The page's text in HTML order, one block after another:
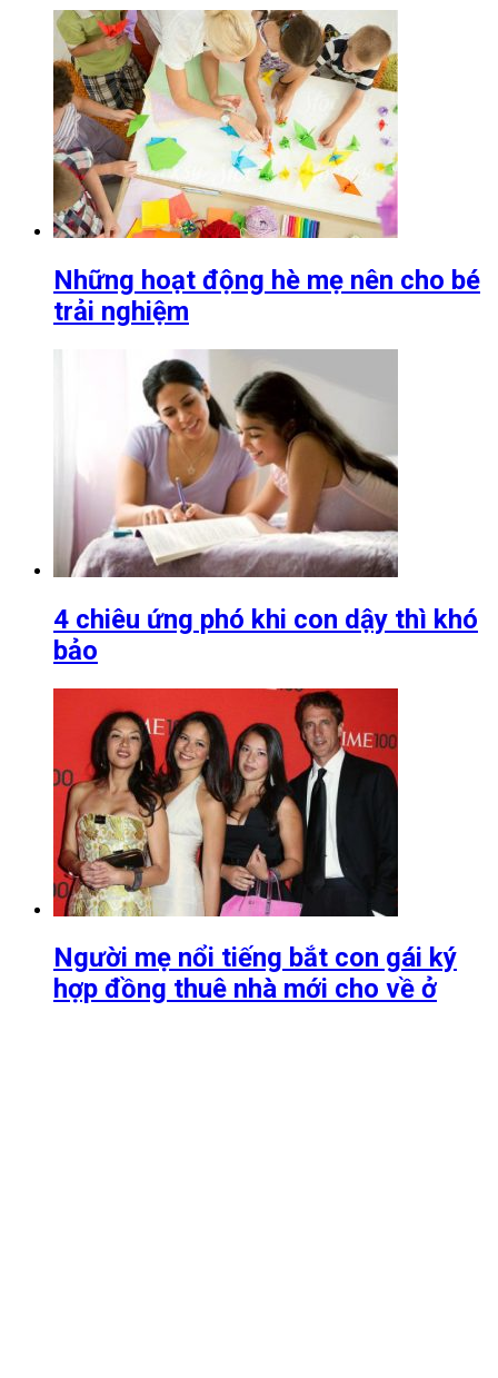
Những hoạt động hè mẹ nên cho bé
trải nghiệm
4 chiêu ứng phó khi con dậy thì khó
bảo
Người mẹ nổi tiếng bắt con gái ký
hợp đồng thuê nhà mới cho về ở